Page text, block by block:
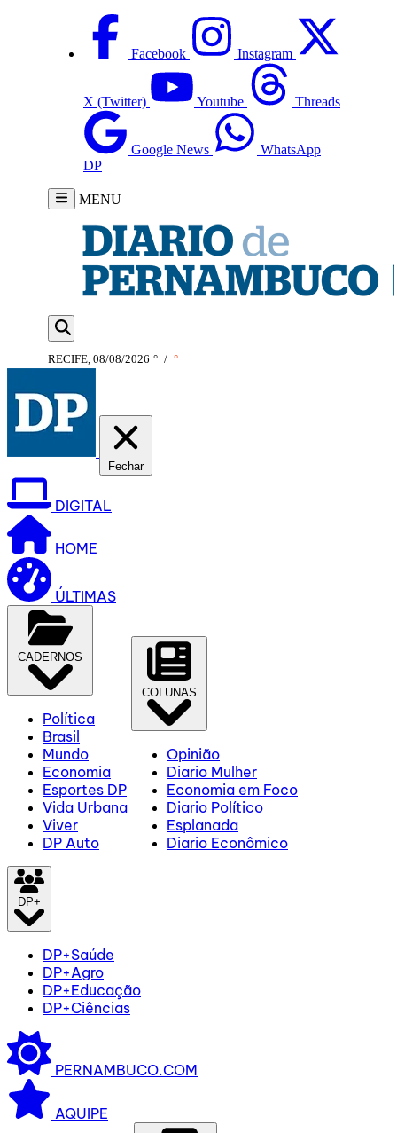
Facebook Instagram
X (Twitter) Youtube Threads
Google News
WhatsApp
DP
MENU
RECIFE, 08/08/2026 ° / °
Fechar
DIGITAL
HOME
ÚLTIMAS
CADERNOS
Política
Brasil
Mundo
Economia
Esportes DP
Vida Urbana
Viver
DP Auto
COLUNAS
Opinião
Diario Mulher
Economia em Foco
Diario Político
Esplanada
Diario Econômico
DP+
DP+Saúde
DP+Agro
DP+Educação
DP+Ciências
PERNAMBUCO.COM
AQUIPE